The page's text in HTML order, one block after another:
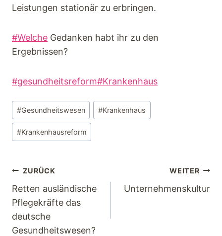
Leistungen stationär zu erbringen.
#Welche Gedanken habt ihr zu den
Ergebnissen?
#gesundheitsreform#Krankenhaus
#Gesundheitswesen #Krankenhaus
#Krankenhausreform
ZURÜCK
Retten ausländische
Pflegekräfte das
deutsche
Gesundheitswesen?
WEITER
Unternehmenskultur